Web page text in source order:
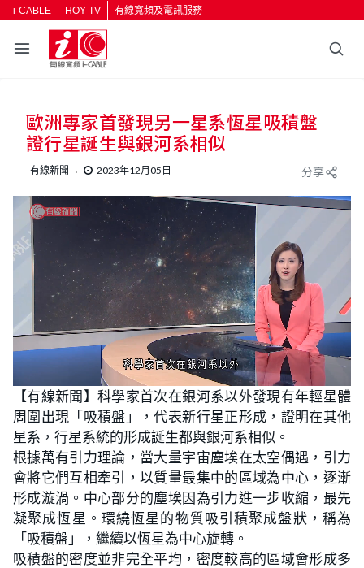
i-CABLE HOY TV 有線寬頻及電訊服務
歐洲專家首發現另一星系恆星吸積盤
證行星誕生與銀河系相似
有線新聞 2023年12月05日 分享
n
m
L
o
a
d
e
d
:
3
.
0
6
%
【有線新聞】科學家首次在銀河系以外發現有年輕星體
周圍出現「吸積盤」，代表新行星正形成，證明在其他
星系，行星系統的形成誕生都與銀河系相似。
根據萬有引力理論，當大量宇宙塵埃在太空偶遇，引力
會將它們互相牽引，以質量最集中的區域為中心，逐漸
形成漩渦。中心部分的塵埃因為引力進一步收縮，最先
凝聚成恆星。環繞恆星的物質吸引積聚成盤狀，稱為
「吸積盤」，繼續以恆星為中心旋轉。
吸積盤的密度並非完全平均，密度較高的區域會形成多